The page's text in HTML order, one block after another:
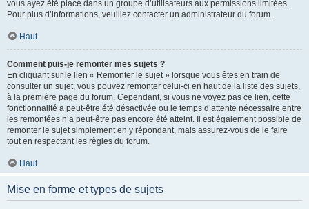
vous ayez été placé dans un groupe d’utilisateurs aux permissions limitées.
Pour plus d’informations, veuillez contacter un administrateur du forum.
Haut
Comment puis-je remonter mes sujets ?
En cliquant sur le lien « Remonter le sujet » lorsque vous êtes en train de
consulter un sujet, vous pouvez remonter celui-ci en haut de la liste des sujets,
à la première page du forum. Cependant, si vous ne voyez pas ce lien, cette
fonctionnalité a peut-être été désactivée ou le temps d’attente nécessaire entre
les remontées n’a peut-être pas encore été atteint. Il est également possible de
remonter le sujet simplement en y répondant, mais assurez-vous de le faire
tout en respectant les règles du forum.
Haut
Mise en forme et types de sujets